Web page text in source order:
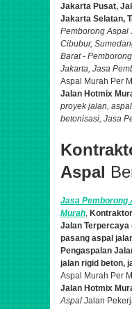
Jakarta Pusat,
Jakarta Selatan,
Pemborong Aspal
Cibubur,
Barat -
Jakarta, Jasa
Aspal Murah Per
Jalan Hotmix
proyek jalan, aspal
betonisasi, Jasa
Aspal
Jasa Pemborong
Murah
Jalan Terpercaya
pasang aspal
Pengaspalan
jalan rigid beton,
Aspal Murah Per
Jalan Hotmix
Aspal Jalan